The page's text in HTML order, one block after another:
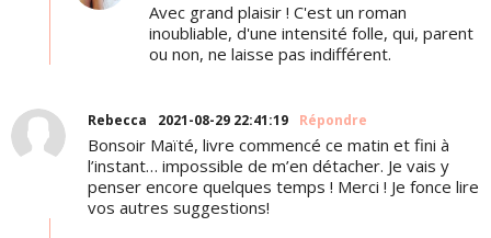
Avec grand plaisir ! C'est un roman
inoubliable, d'une intensité folle, qui, parent
ou non, ne laisse pas indifférent.
Rebecca 2021-08-29 22:41:19 Répondre
Bonsoir Maïté, livre commencé ce matin et fini à
l’instant… impossible de m’en détacher. Je vais y
penser encore quelques temps ! Merci ! Je fonce lire
vos autres suggestions!